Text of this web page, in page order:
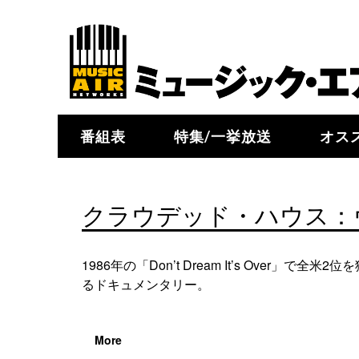
番組表 特集/一挙放送 オス
クラウデッド・ハウス
1986年の「Don’t Dream It’s Over」で全米2位
るドキュメンタリー。
More